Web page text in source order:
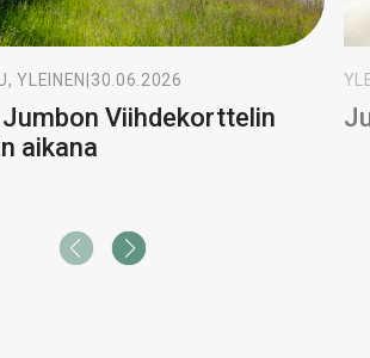
YLEINEN 30.06.2026
Viihdekorttelin
aikana